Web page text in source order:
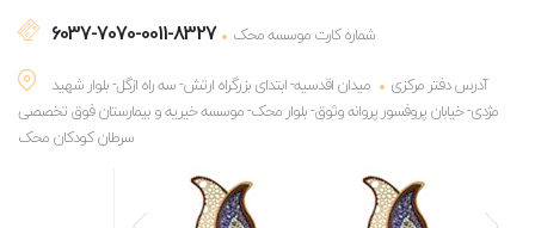
6037-7070-0011-8327
شماره کارت موسسه محک
آدرس دفتر مرکزی
میدان اقدسیه- ابتدای بزرگراه ارتش- سه راه ازگل- بلوار شهید
مژدی- خیابان پروفسور پروانه وثوق- بلوار محک- موسسه خیریه و بیمارستان فوق تخصصی
سرطان کودکان محک